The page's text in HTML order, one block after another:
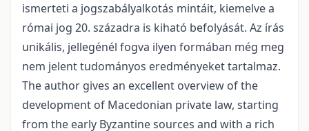
ismerteti a jogszabályalkotás mintáit, kiemelve a
római jog 20. századra is kiható befolyását. Az írás
unikális, jellegénél fogva ilyen formában még meg
nem jelent tudományos eredményeket tartalmaz.
The author gives an excellent overview of the
development of Macedonian private law, starting
from the early Byzantine sources and with a rich